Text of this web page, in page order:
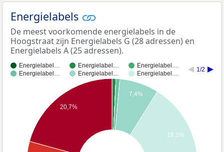
Energielabels
De meest voorkomende energielabels in de
Hoogstraat zijn Energielabels G (28 adressen) en
Energielabels A (25 adressen).
Energielabel… Energielabel…
Energielabel…
Energielabel…
Energielabel… Energielabel…
1/2
7,4%
18,5%
20,7%